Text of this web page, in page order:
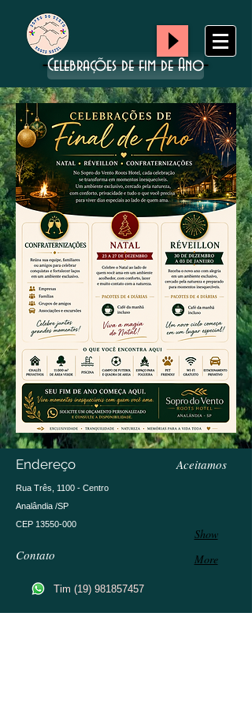
Celebrações de fim de Ano
Endereço Aceitamos
Rua Três, 1100 - Centro
Analândia /SP
CEP 13550-000
Show
More
Contato
Tim (19) 981857457